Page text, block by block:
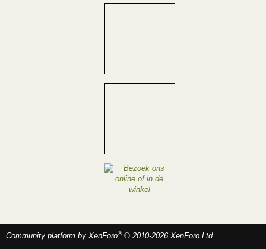
Community platform by XenForo® © 2010-2026 XenForo Ltd.